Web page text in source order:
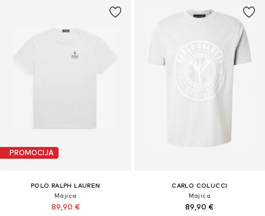
PROMOCIJA
POLO RALPH LAUREN
Majica
89,90 €
CARLO COLUCCI
Majica
89,90 €